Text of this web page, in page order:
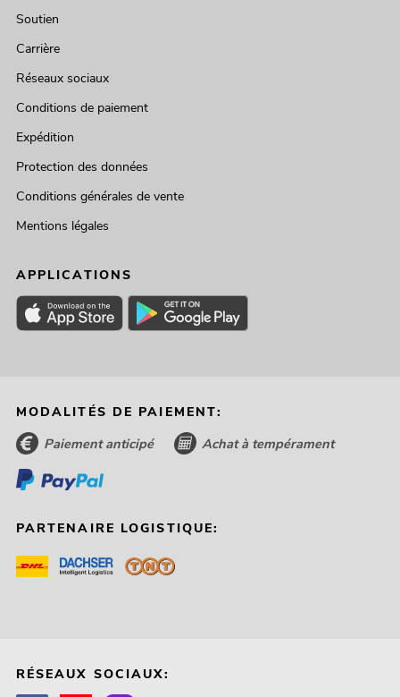
Soutien
Carrière
Réseaux sociaux
Conditions de paiement
Expédition
Protection des données
Conditions générales de vente
Mentions légales
APPLICATIONS
MODALITÉS DE PAIEMENT:
Paiement anticipé Achat à tempérament
PARTENAIRE LOGISTIQUE:
RÉSEAUX SOCIAUX: